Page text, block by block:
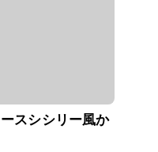
スシシリー風か